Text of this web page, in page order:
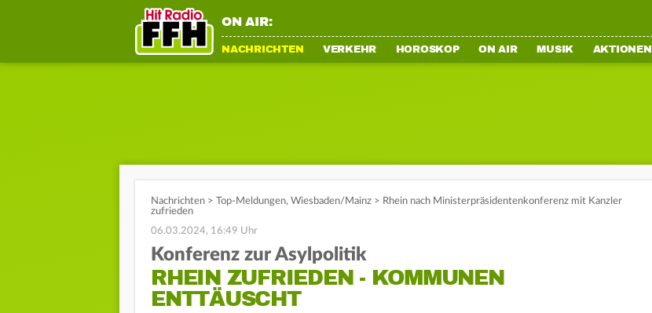
ON AIR:
NACHRICHTEN VERKEHR HOROSKOP ON AIR MUSIK AKTIONEN
Nachrichten > Top-Meldungen, Wiesbaden/Mainz > Rhein nach Ministerpräsidentenkonferenz mit Kanzler
zufrieden
06.03.2024, 16:49 Uhr
Konferenz zur Asylpolitik
RHEIN ZUFRIEDEN - KOMMUNEN
ENTTÄUSCHT